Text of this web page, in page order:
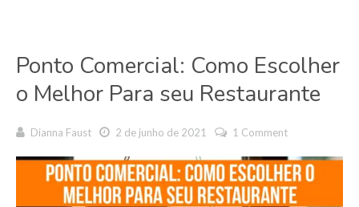
Ponto Comercial: Como Escolher
o Melhor Para seu Restaurante
Dianna Faust 2 de junho de 2021 1 Comment